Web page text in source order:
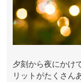
夕刻から夜にかけ
リットがたくさん